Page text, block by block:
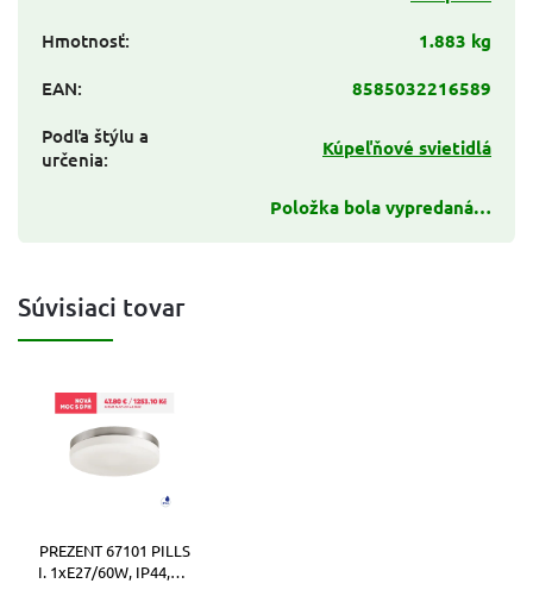
Hmotnosť:
1.883 kg
EAN:
8585032216589
Podľa štýlu a
určenia: Kúpeľňové svietidlá
Položka bola vypredaná…
Súvisiaci tovar
PREZENT 67101 PILLS
I. 1xE27/60W, IP44,NS,